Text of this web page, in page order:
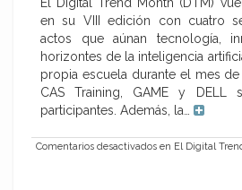
en su VIII edición con cuatro
actos que aúnan tecnología,
horizontes de la inteligencia
propia escuela durante el mes de
CAS Training, GAME y DELL
participantes. Además, la…
Comentarios desactivados en El Digital